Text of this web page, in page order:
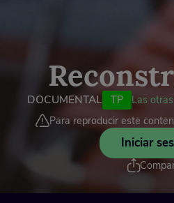
DOCUMENTAL TP
Las
Para reproducir este
Iniciar